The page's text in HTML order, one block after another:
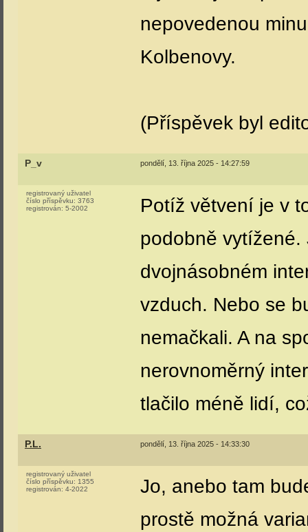
nepovedenou
Kolbenovy.
(Příspěvek byl
P_v pondělí, 13. října 2025 - 14:27:59
registrovaný uživatel
číslo příspěvku: 3763
registrován: 5-2002
Potíž větvení je v
podobně vytížené.
dvojnásobném
vzduch. Nebo se
nemačkali. A na
nerovnoměrný
tlačilo méně lidí,
P.L. pondělí, 13. října 2025 - 14:33:30
registrovaný uživatel
číslo příspěvku: 1355
registrován: 4-2022
Jo, anebo tam
prostě možná